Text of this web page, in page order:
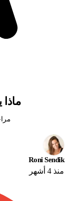
Roni Sendik
منذ 4 أشهر